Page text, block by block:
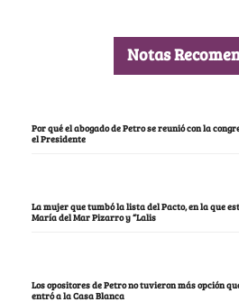
Notas
Por qué el abogado de Petro se reunió con la
el Presidente
La mujer que tumbó la lista del Pacto, en la que
María del Mar Pizarro y “Lalis
Los opositores de Petro no tuvieron más opción
entró a la Casa Blanca